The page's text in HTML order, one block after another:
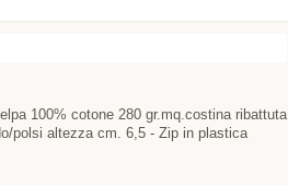
100% cotone 280 gr.mq.costina ribattuta
polsi altezza cm. 6,5 - Zip in plastica